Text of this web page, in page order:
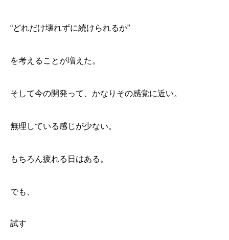
“どれだけ壊れずに続けられるか”
を考えることが増えた。
そして今の開発って、かなりその感覚に近い。
無理している感じが少ない。
もちろん疲れる日はある。
でも、
試す